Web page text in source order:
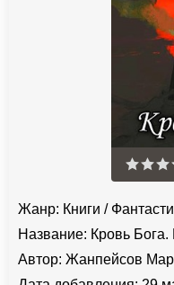
Жанр: Книги /
Название: Кровь
Автор: Жанпейсов